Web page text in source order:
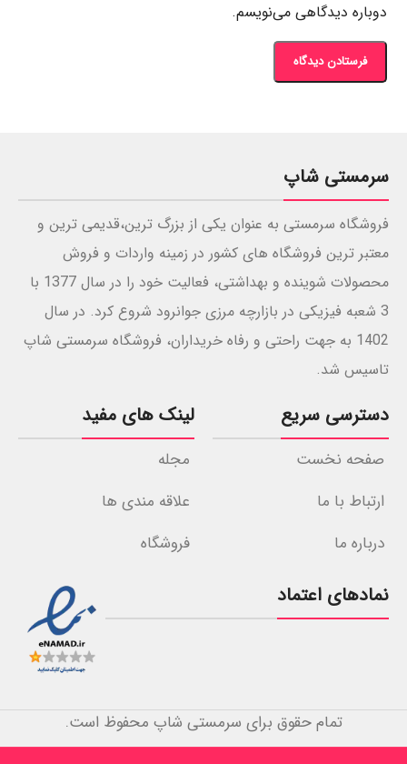
دوباره دیدگاهی می‌نویسم.
سرمستی شاپ
فروشگاه سرمستی به عنوان یکی از بزرگ ترین،قدیمی ترین و
معتبر ترین فروشگاه های کشور در زمینه واردات و فروش
محصولات شوینده و بهداشتی، فعالیت خود را در سال 1377 با
3 شعبه فیزیکی در بازارچه مرزی جوانرود شروع کرد. در سال
1402 به جهت راحتی و رفاه خریداران، فروشگاه سرمستی شاپ
تاسیس شد.
دسترسی سریع
صفحه نخست
ارتباط با ما
درباره ما
لینک های مفید
مجله
علاقه مندی ها
فروشگاه
نمادهای اعتماد
تمام حقوق برای سرمستی شاپ محفوظ است.